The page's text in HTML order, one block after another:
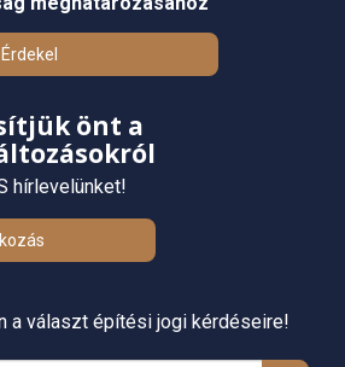
Érdekel
önt a
hírlevelünket!
a választ építési jogi kérdéseire!